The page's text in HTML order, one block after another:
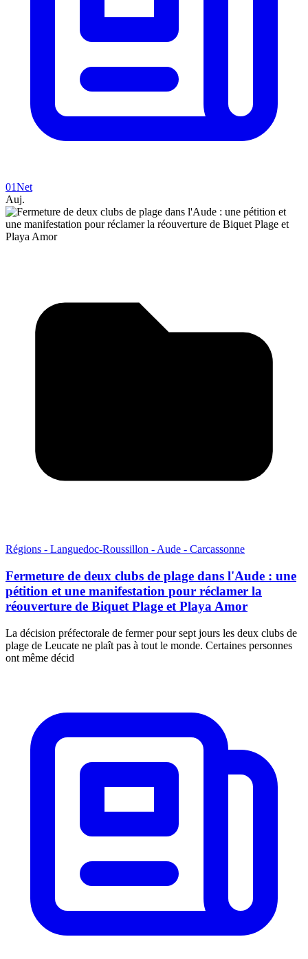
01Net
Auj.
Régions - Languedoc-Roussillon - Aude - Carcassonne
Fermeture de deux clubs de plage dans l'Aude : une
pétition et une manifestation pour réclamer la
réouverture de Biquet Plage et Playa Amor
La décision préfectorale de fermer pour sept jours les deux clubs de
plage de Leucate ne plaît pas à tout le monde. Certaines personnes
ont même décid